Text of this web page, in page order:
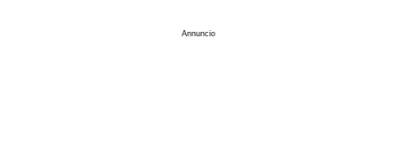
Annuncio